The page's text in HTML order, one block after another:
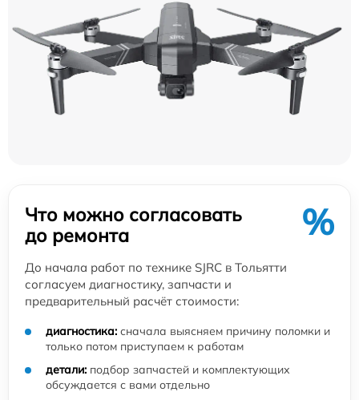
Что можно согласовать
до ремонта
%
До начала работ по технике SJRC в Тольятти
согласуем диагностику, запчасти и
предварительный расчёт стоимости:
диагностика: сначала выясняем причину поломки и
только потом приступаем к работам
детали: подбор запчастей и комплектующих
обсуждается с вами отдельно